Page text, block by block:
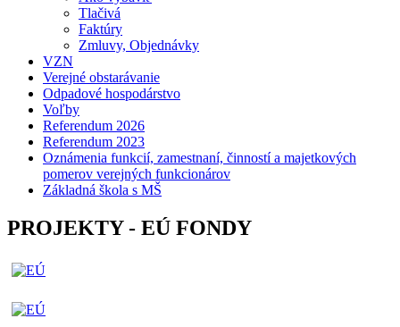
Tlačivá
Faktúry
Zmluvy, Objednávky
VZN
Verejné obstarávanie
Odpadové hospodárstvo
Voľby
Referendum 2026
Referendum 2023
Oznámenia funkcií, zamestnaní, činností a majetkových
pomerov verejných funkcionárov
Základná škola s MŠ
PROJEKTY - EÚ FONDY